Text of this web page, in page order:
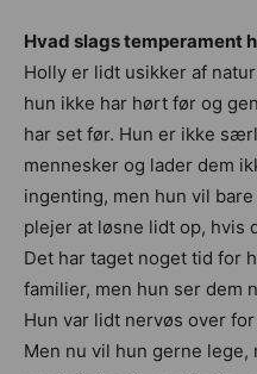
Hvad slags temperament
Holly er lidt usikker af
hun ikke har hørt før og
har set før. Hun er ikke
mennesker og lader dem
ingenting, men hun vil
plejer at løsne lidt op, hvis
Det har taget noget tid for
familier, men hun ser dem
Hun var lidt nervøs over
Men nu vil hun gerne lege,